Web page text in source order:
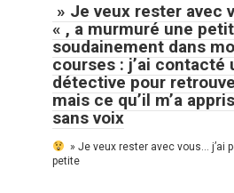
» Je veux rester avec
« , a murmuré une
soudainement dans
courses : j’ai contacté
détective pour
mais ce qu’il m’a
sans voix
» Je veux rester avec vous… j’ai
petite